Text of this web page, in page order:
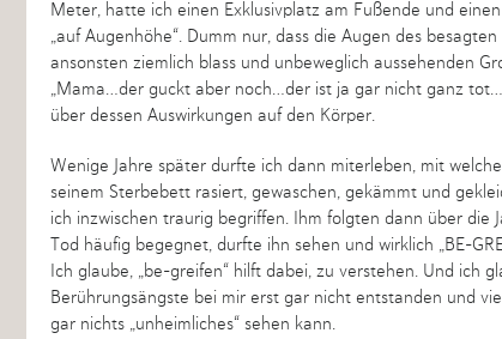
Meter, hatte ich einen Exklusivplatz am Fußende und
„auf Augenhöhe“. Dumm nur, dass die Augen des
ansonsten ziemlich blass und unbeweglich aussehenden
„Mama…der guckt aber noch…der ist ja gar nicht ganz
über dessen Auswirkungen auf den Körper.
Wenige Jahre später durfte ich dann miterleben, mit
seinem Sterbebett rasiert, gewaschen, gekämmt und
ich inzwischen traurig begriffen. Ihm folgten dann über die
Tod häufig begegnet, durfte ihn sehen und wirklich „BE-
Ich glaube, „be-greifen“ hilft dabei, zu verstehen. Und ich
Berührungsängste bei mir erst gar nicht entstanden und
gar nichts „unheimliches“ sehen kann.